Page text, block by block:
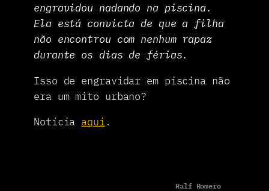
engravidou nadando na piscina.
Ela está convicta de que a filha
não encontrou com nenhum rapaz
durante os dias de férias.
Isso de engravidar em piscina não
era um mito urbano?
Notícia aqui.
Ralf Romero